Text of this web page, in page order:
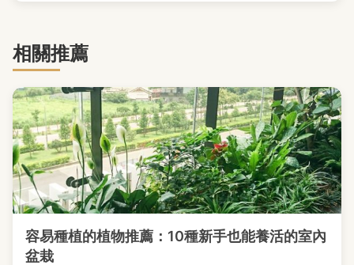
相關推薦
容易種植的植物推薦：10種新手也能養活的室內
盆栽